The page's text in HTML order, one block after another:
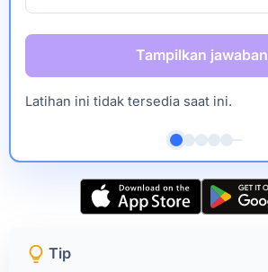
Tampilkan jawaban
Latihan ini tidak tersedia saat ini.
Tip